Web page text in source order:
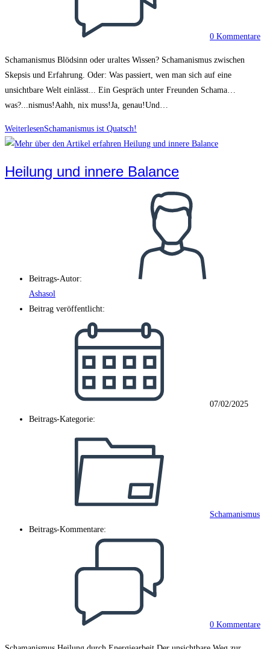
0 Kommentare
Schamanismus Blödsinn oder uraltes Wissen? Schamanismus zwischen
Skepsis und Erfahrung. Oder: Was passiert, wen man sich auf eine
unsichtbare Welt einlässt... Ein Gespräch unter Freunden Schama…
was?...nismus!Aahh, nix muss!Ja, genau!Und…
WeiterlesenSchamanismus ist Quatsch!
Heilung und innere Balance
Beitrags-Autor:
Ashasol
Beitrag veröffentlicht:
07/02/2025
Beitrags-Kategorie:
Schamanismus
Beitrags-Kommentare:
0 Kommentare